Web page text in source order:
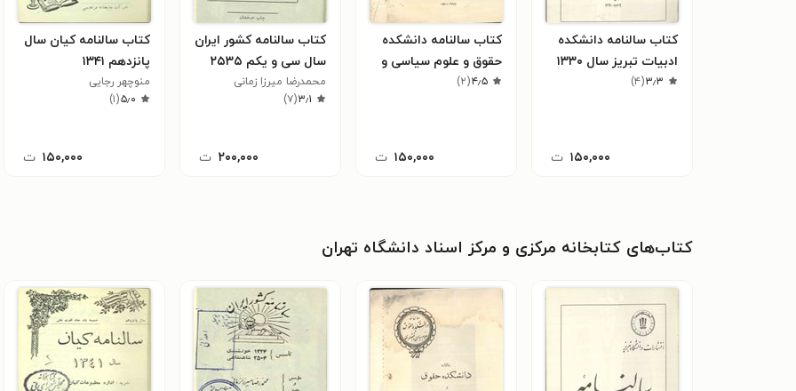
کتاب سالنامه دانشکده
ادبیات تبریز سال ۱۳۳۰
۳٫۳(۴)
۱۵۰,۰۰۰ ت
کتاب سالنامه دانشکده
حقوق و علوم سیاسی و
اقتصادی سال ۱۳۲۸
۴٫۵(۲)
۱۵۰,۰۰۰ ت
کتاب سالنامه کشور ایران
سال سی و یکم ۲۵۳۵
محمد‌رضا میرزا زمانی
۳٫۱(۷)
۲۰۰,۰۰۰ ت
کتاب سالنامه کیان سال
پانزدهم ۱۳۴۱
منوچهر رجایی
۵٫۰(۱)
۱۵۰,۰۰۰ ت
کتاب‌های کتابخانه مرکزی و مرکز اسناد دانشگاه تهران